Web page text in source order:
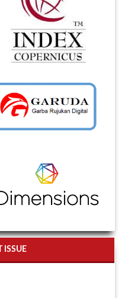
ISSUE